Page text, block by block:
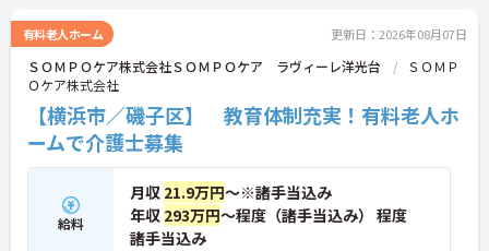
く働くにはオススメの環境です。
有料老人ホーム 更新日：2026年08月07日
ＳＯＭＰＯケア株式会社ＳＯＭＰＯケア ラヴィーレ洋光台
ＳＯＭＰ
Ｏケア株式会社
【横浜市／磯子区】 教育体制充実！有料老人ホ
ームで介護士募集
給料
月収 21.9万円～※諸手当込み
年収 293万円～程度（諸手当込み） 程度
諸手当込み